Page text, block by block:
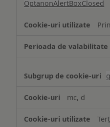
OptanonAlertBoxClosed
mc, d
Terț